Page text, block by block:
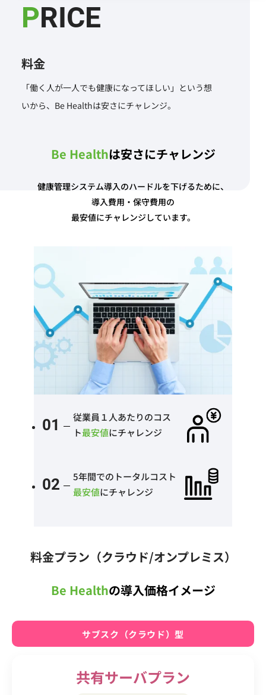
PRICE
料金
「働く人が一人でも健康になってほしい」という想
いから、Be Healthは安さにチャレンジ。
Be Healthは安さにチャレンジ
健康管理システム導入のハードルを下げるために、
導入費用・保守費用の
最安値にチャレンジしています。
01
従業員１人あたりのコス
ト最安値にチャレンジ
02
5年間でのトータルコスト
最安値にチャレンジ
料金プラン （クラウド/オンプレミス）
Be Healthの導入価格イメージ
サブスク（クラウド）型
共有サーバプラン